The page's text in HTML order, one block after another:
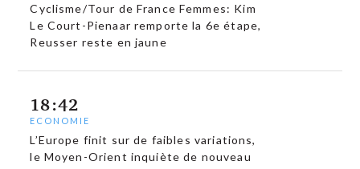
Cyclisme/Tour de France Femmes: Kim
Le Court-Pienaar remporte la 6e étape,
Reusser reste en jaune
18:42
ECONOMIE
L’Europe finit sur de faibles variations,
le Moyen-Orient inquiète de nouveau